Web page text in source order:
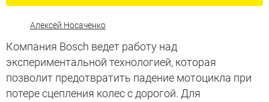
Алексей Носаченко
Компания Bosch ведет работу над
экспериментальной технологией, которая
позволит предотвратить падение мотоцикла при
потере сцепления колес с дорогой. Для